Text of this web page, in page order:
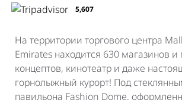
5,607
На территории торгового центра
Emirates находится 630 магазинов и
концептов, кинотеатр и даже
горнолыжный курорт! Под
павильона Fashion Dome,